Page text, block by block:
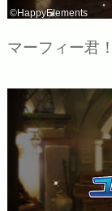
©HappyElements
マーフィー君！